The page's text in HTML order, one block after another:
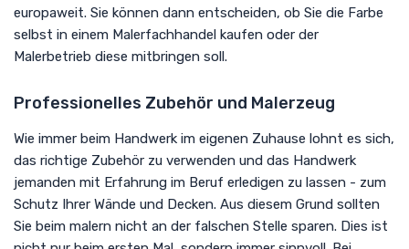
europaweit. Sie können dann entscheiden, ob Sie die Farbe
selbst in einem Malerfachhandel kaufen oder der
Malerbetrieb diese mitbringen soll.
Professionelles Zubehör und Malerzeug
Wie immer beim Handwerk im eigenen Zuhause lohnt es sich,
das richtige Zubehör zu verwenden und das Handwerk
jemanden mit Erfahrung im Beruf erledigen zu lassen - zum
Schutz Ihrer Wände und Decken. Aus diesem Grund sollten
Sie beim malern nicht an der falschen Stelle sparen. Dies ist